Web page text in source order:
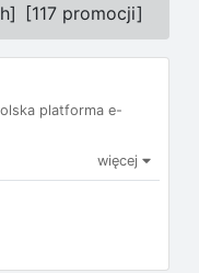
] [117 promocji]
platforma e-
więcej